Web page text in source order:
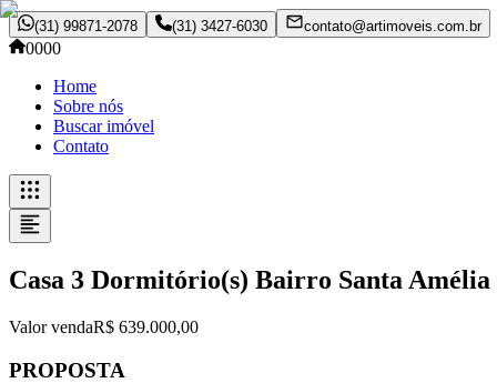
(31) 99871-2078 (31) 3427-6030 contato@artimoveis.com.br
0000
Home
Sobre nós
Buscar imóvel
Contato
Casa 3 Dormitório(s) Bairro Santa Amélia
Valor vendaR$ 639.000,00
PROPOSTA